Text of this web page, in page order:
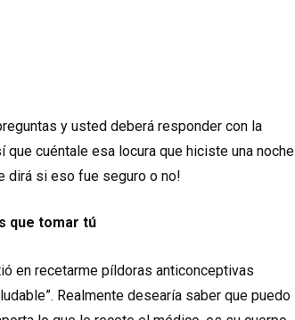
y usted deberá responder con la
cuéntale esa locura que hiciste una noche
dirá si eso fue seguro o no!
que tomar tú
en recetarme píldoras anticonceptivas
Realmente desearía saber que puedo